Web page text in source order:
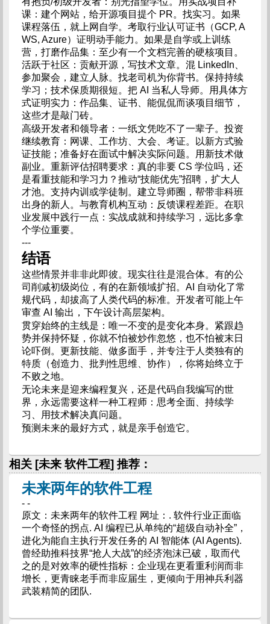
课：建个网站，给开源项目提个 PR。找实习。如果
课程落伍，就上网自学。考取行业认可证书（GCP, A
WS, Azure）证明动手能力。如果是自学或上训练
营，打磨作品集：至少有一个文档完善的硬核项目。
活跃于社区：贡献开源，写技术文章。混 LinkedIn、
参加聚会，建立人脉。找老司机为你背书。保持持续
学习；技术保质期很短。把 AI 当私人导师。用具体方
式证明实力：作品集、证书、能侃侃而谈项目细节，
这些才是敲门砖。
高级开发者和领导者：一纸文凭吃不了一辈子。投资
继续教育：网课、工作坊、大会、考证。以新方式验
证技能；准备好在面试中解决实际问题。用新技术做
副业。重新评估招聘要求：真的非要 CS 学位吗，还
是看重技能和学习力？推动“技能优先”招聘，扩大人
才池。支持内训或学徒制。建立导师圈，帮带非科班
出身的新人。与教育机构互动：反馈课程差距。在职
业发展中践行一点：实战成就和持续学习，远比多拿
个学位重要。
---
结语
这些情景并非非此即彼。现实往往是混合体。有的公
司削减初级岗位，有的在新领域扩招。AI 自动化了常
规代码，却拔高了人类代码的标准。开发者可能上午
审查 AI 输出，下午设计高层架构。
贯穿始终的主线是：唯一不变的是变化本身。紧跟趋
势并保持怀疑，你就不怕被炒作忽悠，也不怕被末日
论吓倒。更新技能、做多面手，并专注于人类独有的
特质（创造力、批判性思维、协作），你将始终立于
不败之地。
无论未来是迎来编程复兴，还是代码自我编写的世
界，永远需要这样一种工程师：思考全面、持续学
习、用技术解决真问题。
预测未来的最好方式，就是亲手创造它。
相关 [未来 软件工程] 推荐：
未来两年的软件工程
- -
原文：未来两年的软件工程 网址：. 软件行业正面临
一个奇怪的拐点. AI 编程已从单纯的“超级自动补全”，
进化为能自主执行开发任务的 AI 智能体 (AI Agents).
曾经助推科技界“抢人大战”的经济泡沫已破，取而代
之的是对效率的硬性指标：企业现在更看重利润而非
增长，更青睐老手而非应届生，更倾向于用神兵利器
武装精简的团队.